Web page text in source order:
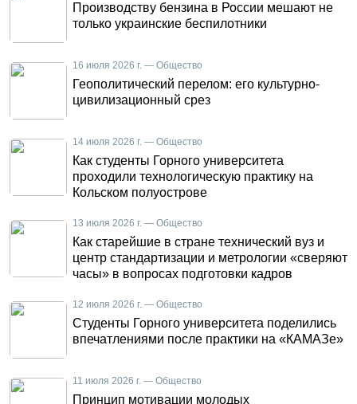
Производству бензина в России мешают не
только украинские беспилотники
16 июля 2026 г. — Общество
Геополитический перелом: его культурно-
цивилизационный срез
14 июля 2026 г. — Общество
Как студенты Горного университета
проходили технологическую практику на
Кольском полуострове
13 июля 2026 г. — Общество
Как старейшие в стране технический вуз и
центр стандартизации и метрологии «сверяют
часы» в вопросах подготовки кадров
12 июля 2026 г. — Общество
Студенты Горного университета поделились
впечатлениями после практики на «КАМАЗе»
11 июля 2026 г. — Общество
Принцип мотивации молодых